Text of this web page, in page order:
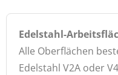
Edelstahl-
Alle Oberflächen
Edelstahl V2A oder